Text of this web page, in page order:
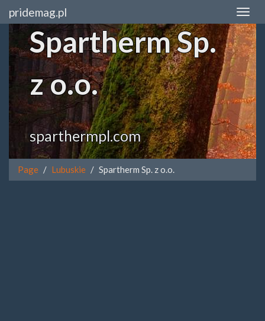
pridemag.pl
Spartherm Sp.
z o.o.
sparthermpl.com
Page Lubuskie Spartherm Sp. z o.o.